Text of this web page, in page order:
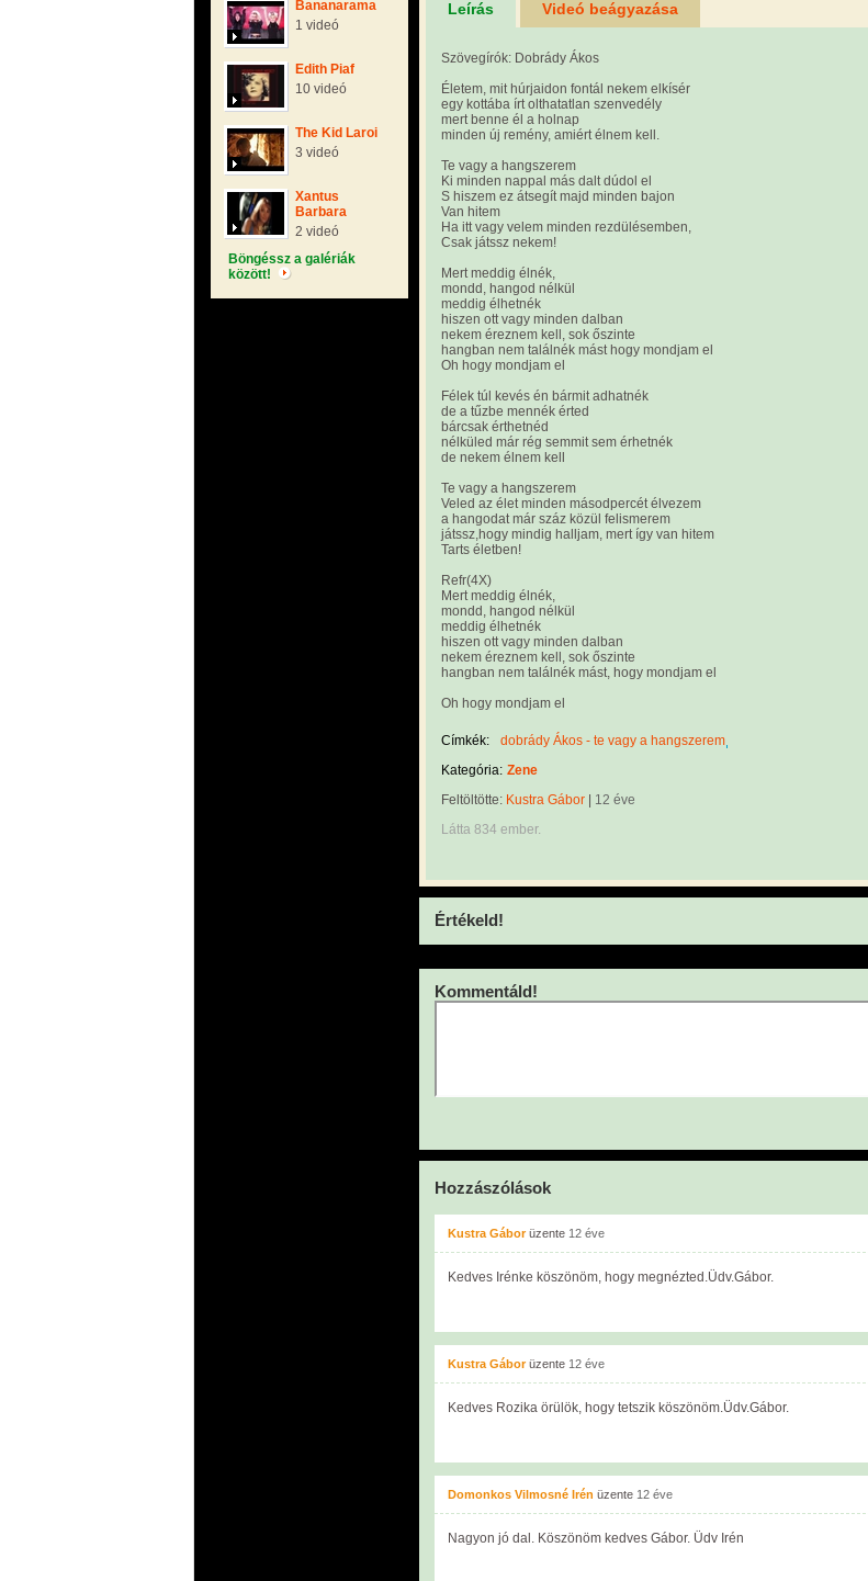
Bananarama
1 videó
Edith Piaf
10 videó
The Kid Laroi
3 videó
Xantus
Barbara
2 videó
Böngéssz a galériák
között!
Leírás Videó beágyazása
Szövegírók: Dobrády Ákos
Életem, mit húrjaidon fontál nekem elkísér
egy kottába írt olthatatlan szenvedély
mert benne él a holnap
minden új remény, amiért élnem kell.
Te vagy a hangszerem
Ki minden nappal más dalt dúdol el
S hiszem ez átsegít majd minden bajon
Van hitem
Ha itt vagy velem minden rezdülésemben,
Csak játssz nekem!
Mert meddig élnék,
mondd, hangod nélkül
meddig élhetnék
hiszen ott vagy minden dalban
nekem éreznem kell, sok őszinte
hangban nem találnék mást hogy mondjam el
Oh hogy mondjam el
Félek túl kevés én bármit adhatnék
de a tűzbe mennék érted
bárcsak érthetnéd
nélküled már rég semmit sem érhetnék
de nekem élnem kell
Te vagy a hangszerem
Veled az élet minden másodpercét élvezem
a hangodat már száz közül felismerem
játssz,hogy mindig halljam, mert így van hitem
Tarts életben!
Refr(4X)
Mert meddig élnék,
mondd, hangod nélkül
meddig élhetnék
hiszen ott vagy minden dalban
nekem éreznem kell, sok őszinte
hangban nem találnék mást, hogy mondjam el
Oh hogy mondjam el
Címkék:
dobrády Ákos - te vagy a hangszerem
Kategória: Zene
Feltöltötte: Kustra Gábor
12 éve
Látta 834 ember.
Értékeld!
Kommentáld!
Hozzászólások
Kustra Gáborüzente 12 éve
Kedves Irénke köszönöm, hogy megnézted.Üdv.Gábor.
Kustra Gáborüzente 12 éve
Kedves Rozika örülök, hogy tetszik köszönöm.Üdv.Gábor.
Domonkos Vilmosné Irén üzente 12 éve
Nagyon jó dal. Köszönöm kedves Gábor. Üdv Irén